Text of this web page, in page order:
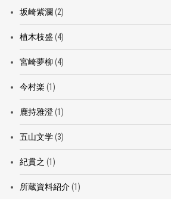
坂崎紫瀾(2)
植木枝盛 (4)
宮崎夢柳 (4)
今村楽 (1)
鹿持雅澄(1)
五山文学(3)
紀貫之 (1)
所蔵資料紹介(1)